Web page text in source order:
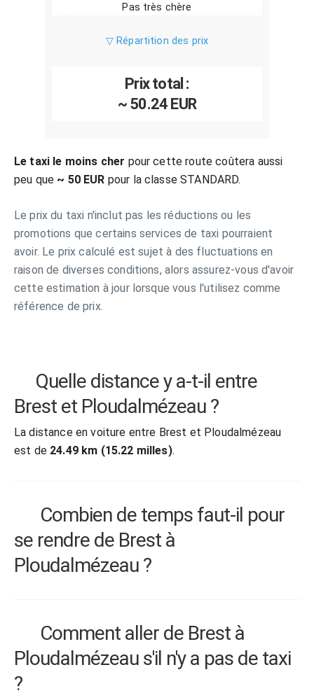
Pas très chère
▽ Répartition des prix
Prix total :
~ 50.24 EUR
Le taxi le moins cher pour cette route coûtera aussi
peu que ~ 50 EUR pour la classe STANDARD.
Le prix du taxi n'inclut pas les réductions ou les
promotions que certains services de taxi pourraient
avoir. Le prix calculé est sujet à des fluctuations en
raison de diverses conditions, alors assurez-vous d'avoir
cette estimation à jour lorsque vous l'utilisez comme
référence de prix.
Quelle distance y a-t-il entre
Brest et Ploudalmézeau ?
La distance en voiture entre Brest et Ploudalmézeau
est de 24.49 km (15.22 milles).
Combien de temps faut-il pour
se rendre de Brest à
Ploudalmézeau ?
Comment aller de Brest à
Ploudalmézeau s'il n'y a pas de taxi
?